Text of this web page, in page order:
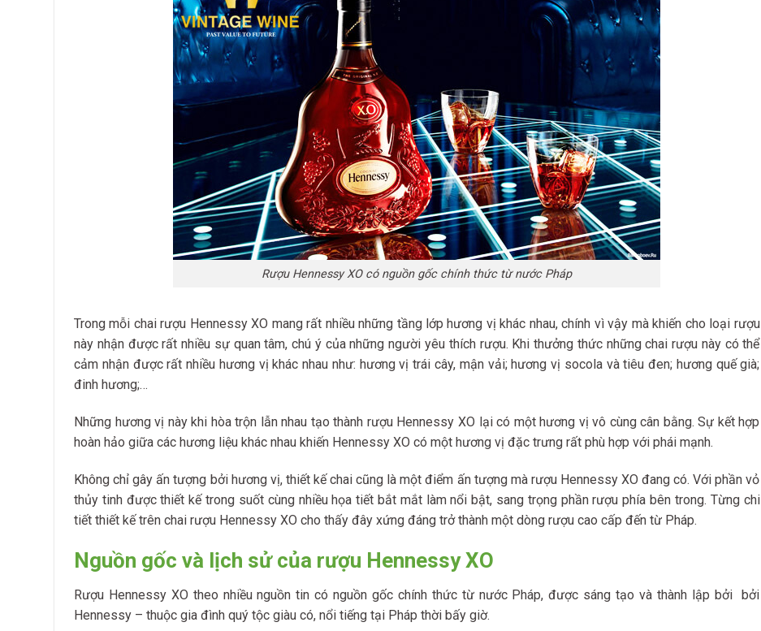
Rượu Hennessy XO có nguồn gốc chính thức từ nước Pháp
Trong mỗi chai rượu Hennessy XO mang rất nhiều những tầng lớp hương vị khác nhau, chính vì vậy mà khiến cho loại rượu
này nhận được rất nhiều sự quan tâm, chú ý của những người yêu thích rượu. Khi thưởng thức những chai rượu này có thể
cảm nhận được rất nhiều hương vị khác nhau như: hương vị trái cây, mận vải; hương vị socola và tiêu đen; hương quế già;
đinh hương;…
Những hương vị này khi hòa trộn lẫn nhau tạo thành rượu Hennessy XO lại có một hương vị vô cùng cân bằng. Sự kết hợp
hoàn hảo giữa các hương liệu khác nhau khiến Hennessy XO có một hương vị đặc trưng rất phù hợp với phái mạnh.
Không chỉ gây ấn tượng bởi hương vị, thiết kế chai cũng là một điểm ấn tượng mà rượu Hennessy XO đang có. Với phần vỏ
thủy tinh được thiết kế trong suốt cùng nhiều họa tiết bắt mắt làm nổi bật, sang trọng phần rượu phía bên trong. Từng chi
tiết thiết kế trên chai rượu Hennessy XO cho thấy đây xứng đáng trở thành một dòng rượu cao cấp đến từ Pháp.
Nguồn gốc và lịch sử của rượu Hennessy XO
Rượu Hennessy XO theo nhiều nguồn tin có nguồn gốc chính thức từ nước Pháp, được sáng tạo và thành lập bởi bởi
Hennessy – thuộc gia đình quý tộc giàu có, nổi tiếng tại Pháp thời bấy giờ.